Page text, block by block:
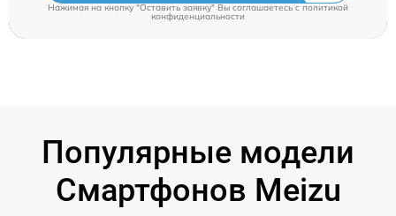
Нажимая на кнопку "Оставить заявку" Вы соглашаетесь cполитикой
конфиденциальности
Популярные модели
Смартфонов Meizu